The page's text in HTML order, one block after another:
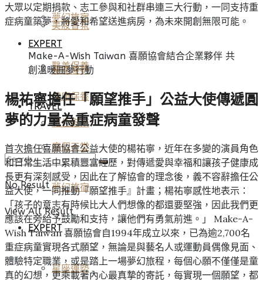
美妝香氛
醫美保養
TRAVEL
度假天堂
夢幻旅宿
EXPERT
星座運勢
夢幻旅宿
EXPERT
星座運勢
健康保養
雅仕指南
No Result
View All Result
大眾以定期捐款、志工參與和社群串連三大行動，一同支持重
症病童築夢，將愛和希望送進病房，為未來開創無限可能。
Make-A-Wish Taiwan 喜願協會結合企業夥伴 共
創溫暖圓夢行動
楊祐寧擔任「願望推手」公益大使傳遞圓
夢的力量為重症病童發聲
首次擔任喜願協會公益大使的楊祐寧，近年在多變的演員角色
和日常生活中累積豐富經歷，對傳遞愛與幸福和讓孩子健康成
長更有深刻感受，因此在了解協會的理念後，義不容辭擔任公
益大使，一同推動『願望推手』計畫；楊祐寧感性地表示：
「孩子的意志有時候比大人們想像的都還要堅強，因此我們更
應該在旁給予鼓勵和支持，讓他們有勇氣前進。」 Make-A-
Wish Taiwan 喜願協會自1994年成立以來，已為逾2,700名
重症病童實現各式願望，無論是與藝名人或運動員偶像見面、
體驗特定職業，或是踏上一場夢幻旅程，每個心願不僅僅是童
真的幻想，更乘載著內心最真摯的寄託，每實現一個願望，都